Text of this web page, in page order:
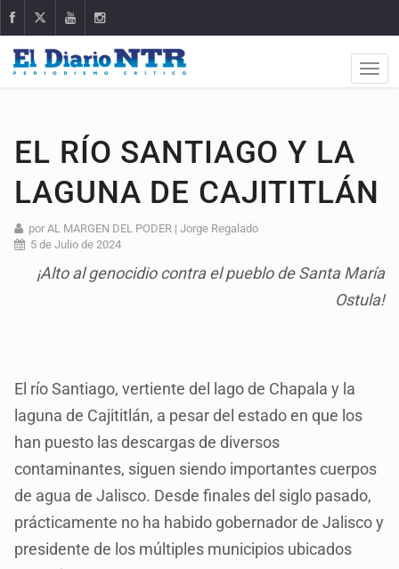
EL RÍO SANTIAGO Y LA
LAGUNA DE CAJITITLÁN
por AL MARGEN DEL PODER | Jorge Regalado
5 de Julio de 2024
¡Alto al genocidio contra el pueblo de Santa María
Ostula!
El río Santiago, vertiente del lago de Chapala y la
laguna de Cajititlán, a pesar del estado en que los
han puesto las descargas de diversos
contaminantes, siguen siendo importantes cuerpos
de agua de Jalisco. Desde finales del siglo pasado,
prácticamente no ha habido gobernador de Jalisco y
presidente de los múltiples municipios ubicados